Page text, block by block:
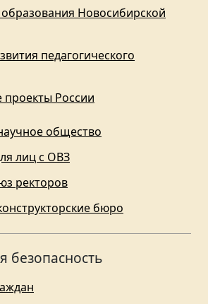
Новосибирской
педагогического
России
общество
лиц с ОВЗ
ректоров
бюро
безопасность